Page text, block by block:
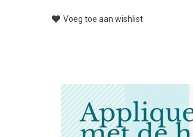
Voeg toe aan wishlist